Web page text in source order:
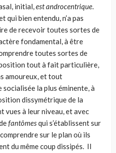
initial,est androcentrique.
qui bien entendu, n’a pas
de recevoir toutes sortes de
fondamental, à être
toutes sortes de
tout à fait particulière,
amoureux, et tout
la plus éminente, à
dissymétrique de la
vues à leur niveau, et avec
fantômesqui s’établissent sur
sur le plan où ils
du même coup dissipés. Il